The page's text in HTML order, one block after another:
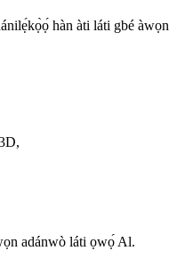
hàn àti láti gbé àwọn
adánwò láti ọwọ́ Al.